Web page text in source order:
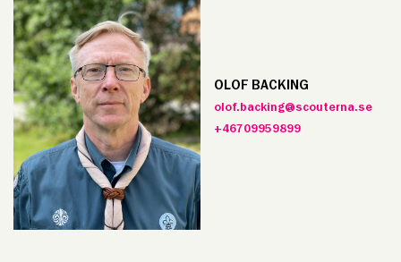
OLOF BACKING
olof.backing@scouterna.se
+46709959899